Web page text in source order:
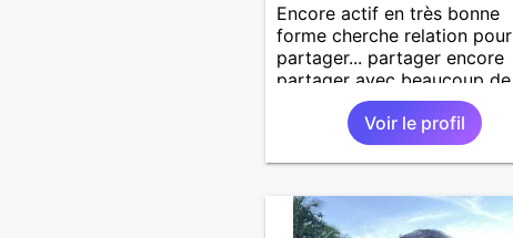
Encore actif en très bonne
forme cherche relation pour
partager... partager encore
partager avec beaucoup de
légèreté et surtout d humour
Voir le profil